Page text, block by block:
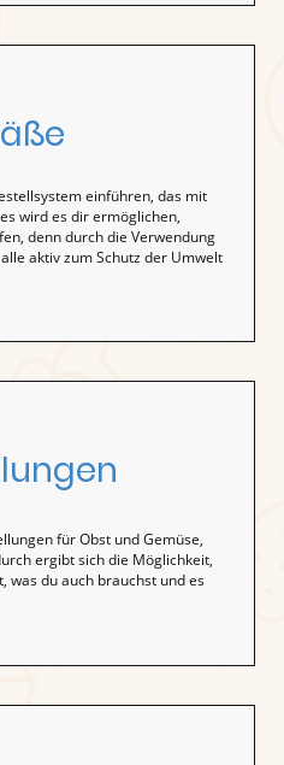
einführen, das mit
wird es dir ermöglichen,
denn durch die Verwendung
aktiv zum Schutz der Umwelt
für Obst und Gemüse,
ergibt sich die Möglichkeit,
was du auch brauchst und es